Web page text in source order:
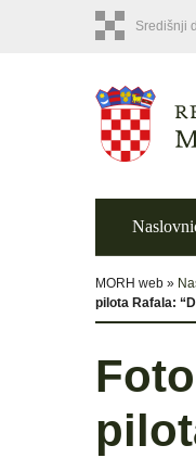
Središnji
MORH web »
pilota Rafala: